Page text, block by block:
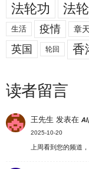
法轮功 法
生活 疫情 章
英国 轮回 香
读者留言
王先生 发表在AI
2025-10-20
上周看到您的频道